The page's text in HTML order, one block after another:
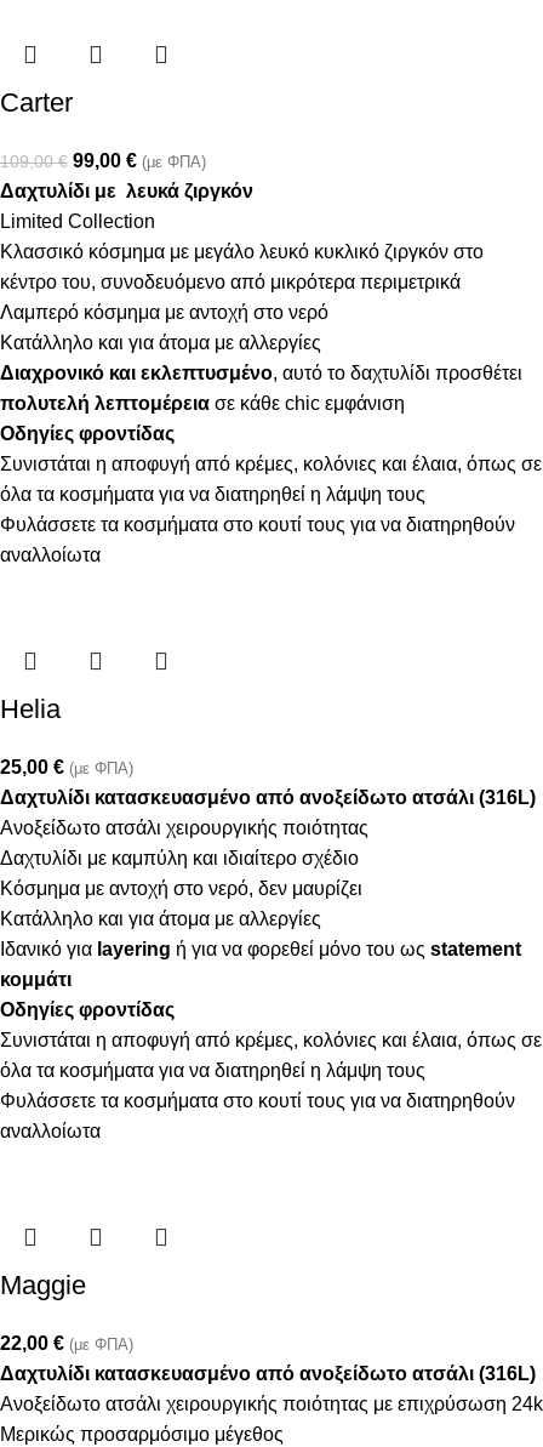
Carter
109,00€ 99,00 € (με ΦΠΑ)
Δαχτυλίδι με λευκά ζιργκόν
Limited Collection
Κλασσικό κόσμημα με μεγάλο λευκό κυκλικό ζιργκόν στο
κέντρο του, συνοδευόμενο από μικρότερα περιμετρικά
Λαμπερό κόσμημα με αντοχή στο νερό
Κατάλληλο και για άτομα με αλλεργίες
Διαχρονικό και εκλεπτυσμένο, αυτό το δαχτυλίδι προσθέτει
πολυτελή λεπτομέρεια σε κάθε chic εμφάνιση
Οδηγίες φροντίδας
Συνιστάται η αποφυγή από κρέμες, κολόνιες και έλαια, όπως σε
όλα τα κοσμήματα για να διατηρηθεί η λάμψη τους
Φυλάσσετε τα κοσμήματα στο κουτί τους για να διατηρηθούν
αναλλοίωτα
Helia
25,00 € (με ΦΠΑ)
Δαχτυλίδι κατασκευασμένο από ανοξείδωτο ατσάλι (316L)
Ανοξείδωτο ατσάλι χειρουργικής ποιότητας
Δαχτυλίδι με καμπύλη και ιδιαίτερο σχέδιο
Κόσμημα με αντοχή στο νερό, δεν μαυρίζει
Κατάλληλο και για άτομα με αλλεργίες
Ιδανικό για layering ή για να φορεθεί μόνο του ως statement
κομμάτι
Οδηγίες φροντίδας
Συνιστάται η αποφυγή από κρέμες, κολόνιες και έλαια, όπως σε
όλα τα κοσμήματα για να διατηρηθεί η λάμψη τους
Φυλάσσετε τα κοσμήματα στο κουτί τους για να διατηρηθούν
αναλλοίωτα
Maggie
22,00 € (με ΦΠΑ)
Δαχτυλίδι κατασκευασμένο από ανοξείδωτο ατσάλι (316L)
Ανοξείδωτο ατσάλι χειρουργικής ποιότητας με επιχρύσωση 24k
Μερικώς προσαρμόσιμο μέγεθος